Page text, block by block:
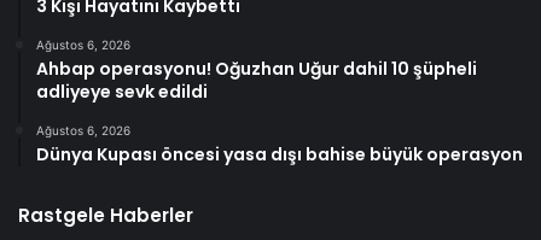
3 Kişi Hayatını Kaybetti
Ağustos 6, 2026
Ahbap operasyonu! Oğuzhan Uğur dahil 10 şüpheli
adliyeye sevk edildi
Ağustos 6, 2026
Dünya Kupası öncesi yasa dışı bahise büyük operasyon
Rastgele Haberler